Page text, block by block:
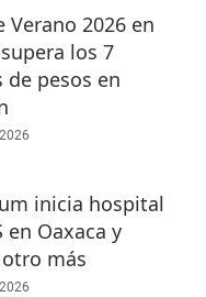
Verano 2026 en
los 7
de pesos en
inicia hospital
en Oaxaca y
más